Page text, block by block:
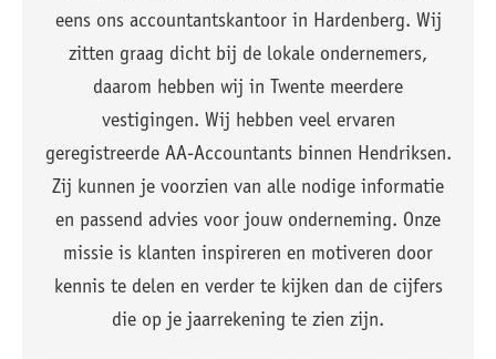
eens ons accountantskantoor in Hardenberg. Wij
zitten graag dicht bij de lokale ondernemers,
daarom hebben wij in Twente meerdere
vestigingen. Wij hebben veel ervaren
geregistreerde AA-Accountants binnen Hendriksen.
Zij kunnen je voorzien van alle nodige informatie
en passend advies voor jouw onderneming. Onze
missie is klanten inspireren en motiveren door
kennis te delen en verder te kijken dan de cijfers
die op je jaarrekening te zien zijn.